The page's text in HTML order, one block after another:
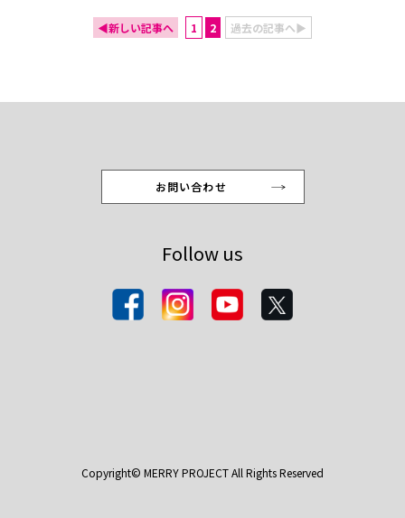
◀新しい記事へ 1 2 過去の記事へ▶
お問い合わせ
Follow us
Copyright© MERRY PROJECT All Rights Reserved